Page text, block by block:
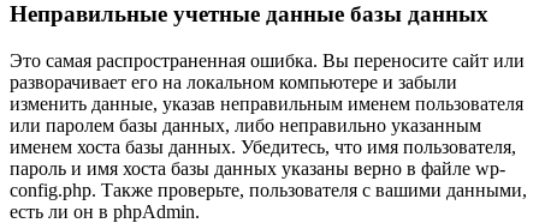
Неправильные учетные данные базы данных
Это самая распространенная ошибка. Вы переносите сайт или
разворачивает его на локальном компьютере и забыли
изменить данные, указав неправильным именем пользователя
или паролем базы данных, либо неправильно указанным
именем хоста базы данных. Убедитесь, что имя пользователя,
пароль и имя хоста базы данных указаны верно в файле wp-
config.php. Также проверьте, пользователя с вашими данными,
есть ли он в phpAdmin.